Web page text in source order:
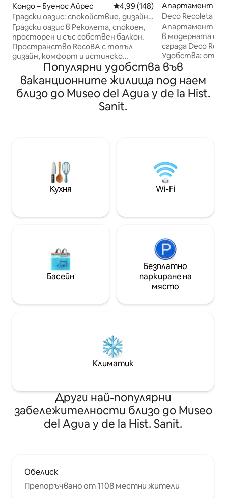
Кондо – Буенос Айрес Средна оценка: 4,99 от 5,
4,99 (148)
Градски оазис: спокойствие, дизайн
и балкон в Recoleta
Градски оазис в Реколета, спокоен,
просторен и със собствен балкон.
Пространство RecoBA с топъл
дизайн, комфорт и истинско
гостоприемство, за да се
насладите на Буенос Айрес
спокойно. Проектиран за тези,
които искат да изживеят
автентично местно изживяване и
ценят спокойствието, качеството
пътеводители, комплект за добре
дошли и самостоятелно
настаняване, когато е необходимо.
(Регистриран съм в Register of
Апартамент –
рес
Deco Recoleta
Апартамент за
в модерната и
сграда Deco
Удобства:
с подгряване,
перално помещение.
охрана. Департаментът разполага
минибар,
електрическа
др.
Популярни удобства във
ваканционните жилища под наем
близо до Museo del Agua y de la Hist.
Sanit.
Кухня Wi-Fi
Басейн
Безплатно
паркиране на
място
Климатик
Други най-популярни
забележителности близо до Museo
del Agua y de la Hist. Sanit.
Обелиск
Препоръчвано от 1108 местни жители